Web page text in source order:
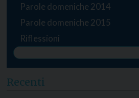
Parole domeniche 2014
Parole domeniche 2015
Riflessioni
Recenti